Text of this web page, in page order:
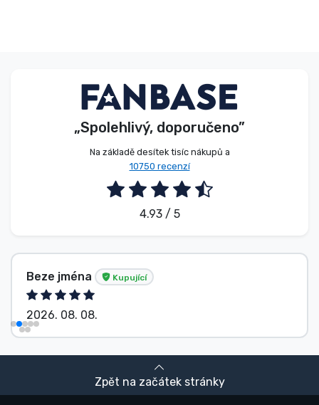
„Spolehlivý, doporučeno”
Na základě desítek tisíc nákupů a
10750 recenzí
4.93 / 5
Beze jména Kupující
2026. 08. 08.
Zpět na začátek stránky